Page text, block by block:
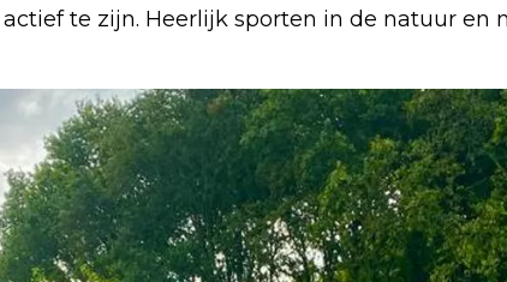
te zijn. Heerlijk sporten in de natuur en